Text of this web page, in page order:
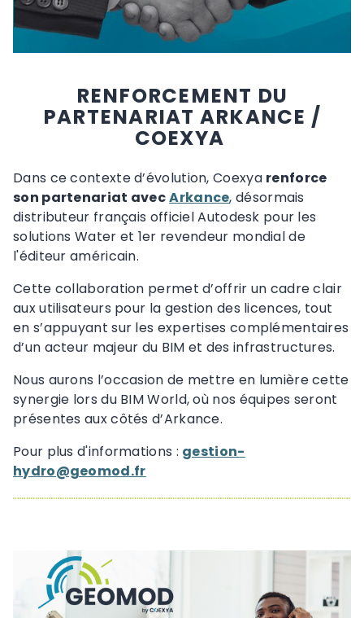
RENFORCEMENT DU
PARTENARIAT ARKANCE /
COEXYA
Dans ce contexte d’évolution, Coexya renforce
son partenariat avecArkance, désormais
distributeur français officiel Autodesk pour les
solutions Water et 1er revendeur mondial de
l'éditeur américain.
Cette collaboration permet d’offrir un cadre clair
aux utilisateurs pour la gestion des licences, tout
en s’appuyant sur les expertises complémentaires
d’un acteur majeur du BIM et des infrastructures.
Nous aurons l’occasion de mettre en lumière cette
synergie lors du BIM World, où nos équipes seront
présentes aux côtés d’Arkance.
Pour plus d'informations : gestion-
hydro@geomod.fr